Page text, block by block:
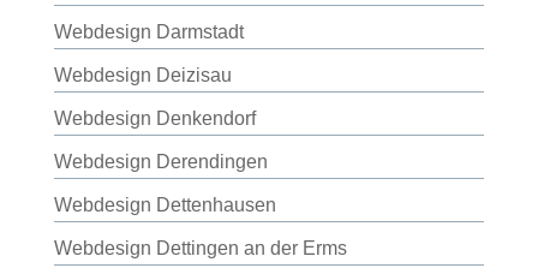
Webdesign Darmstadt
Webdesign Deizisau
Webdesign Denkendorf
Webdesign Derendingen
Webdesign Dettenhausen
Webdesign Dettingen an der Erms